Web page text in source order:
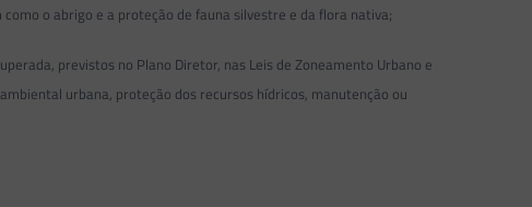
o abrigo e a proteção de fauna silvestre e da flora nativa;
previstos no Plano Diretor, nas Leis de Zoneamento Urbano e
urbana, proteção dos recursos hídricos, manutenção ou